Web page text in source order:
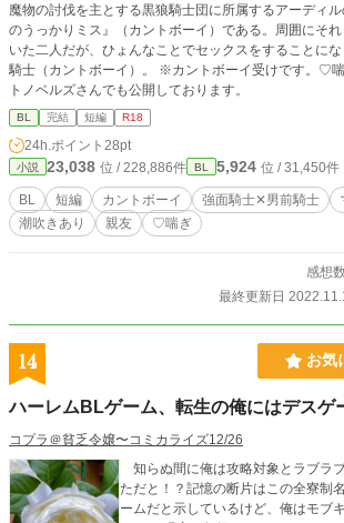
魔物の討伐を主とする黒狼騎士団に所属するアーディ
のうっかりミス』（カントボーイ）である。周囲にそ
いた二人だが、ひょんなことでセックスをすることになった。 強面騎
騎士（カントボーイ）。 ※カントボーイ受けです。♡喘ぎです。 ※ムーンライ
トノベルズさんでも公開しております。
BL 完結 短編 R18
24h.ポイント 28pt
小説 23,038 位 / 228,886件 BL 5,924 位 / 31,450件
BL 短編 カントボーイ 強面騎士✕男前騎士
潮吹きあり
親友 ♡喘ぎ
感想
最終更新日
14 お気
ハーレムBLゲーム、転生の俺にはデスゲ
コプラ＠貧乏令嬢〜コミカライズ12/26
知らぬ間に俺は攻略対象とラブラ
ただと！？記憶の断片はこの全寮制
ームだと示しているけど、俺はモブ